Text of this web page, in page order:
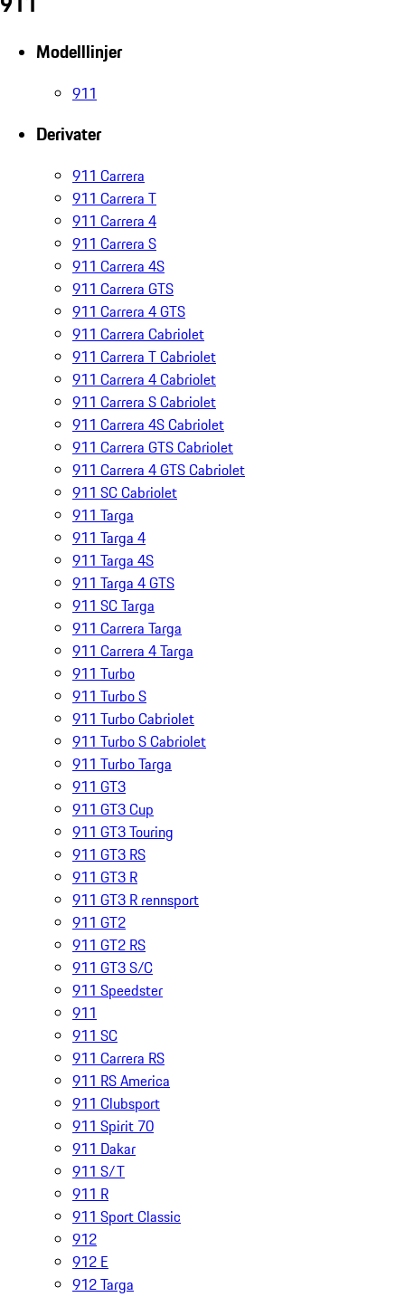
Modelllinjer
911
Derivater
911 Carrera
911 Carrera T
911 Carrera 4
911 Carrera S
911 Carrera 4S
911 Carrera GTS
911 Carrera 4 GTS
911 Carrera Cabriolet
911 Carrera T Cabriolet
911 Carrera 4 Cabriolet
911 Carrera S Cabriolet
911 Carrera 4S Cabriolet
911 Carrera GTS Cabriolet
911 Carrera 4 GTS Cabriolet
911 SC Cabriolet
911 Targa
911 Targa 4
911 Targa 4S
911 Targa 4 GTS
911 SC Targa
911 Carrera Targa
911 Carrera 4 Targa
911 Turbo
911 Turbo S
911 Turbo Cabriolet
911 Turbo S Cabriolet
911 Turbo Targa
911 GT3
911 GT3 Cup
911 GT3 Touring
911 GT3 RS
911 GT3 R
911 GT3 R rennsport
911 GT2
911 GT2 RS
911 GT3 S/C
911 Speedster
911
911 SC
911 Carrera RS
911 RS America
911 Clubsport
911 Spirit 70
911 Dakar
911 S/T
911 R
911 Sport Classic
912
912 E
912 Targa